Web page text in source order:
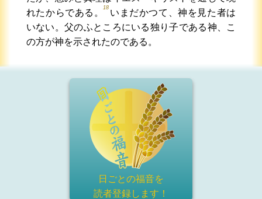
れたからである。
18
いまだかつて、神を見た者は
いない。父のふところにいる独り子である神、こ
の方が神を示されたのである。
日ごとの福音を
読者登録します！